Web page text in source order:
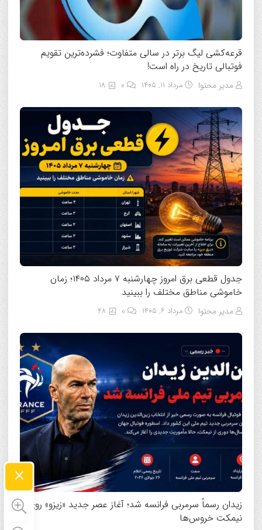
قرعه‌کشی لیگ برتر در سالی متفاوت؛ فشرده‌ترین تقویم
فوتبالی تاریخ در راه است!
مدیر محتوا مرداد ۱۱, ۱۴۰۵ 18
جدول قطعی برق امروز چهارشنبه ۷ مرداد ۱۴۰۵؛ زمان
خاموشی مناطق مختلف را ببینید
مدیر محتوا مرداد ۶, ۱۴۰۵ 48
زیدان رسماً سرمربی فرانسه شد؛ آغاز عصر جدید «زیزو» روی
نیمکت خروس‌ها
×